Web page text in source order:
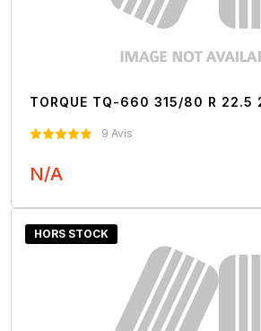
TORQUE TQ-660 315/80 R 22.5
9 Avis
N/A
HORS STOCK